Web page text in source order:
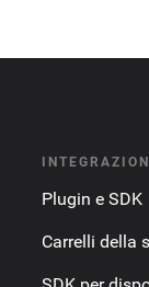
INTEGRAZIONI
Plugin e SDK
Carrelli della